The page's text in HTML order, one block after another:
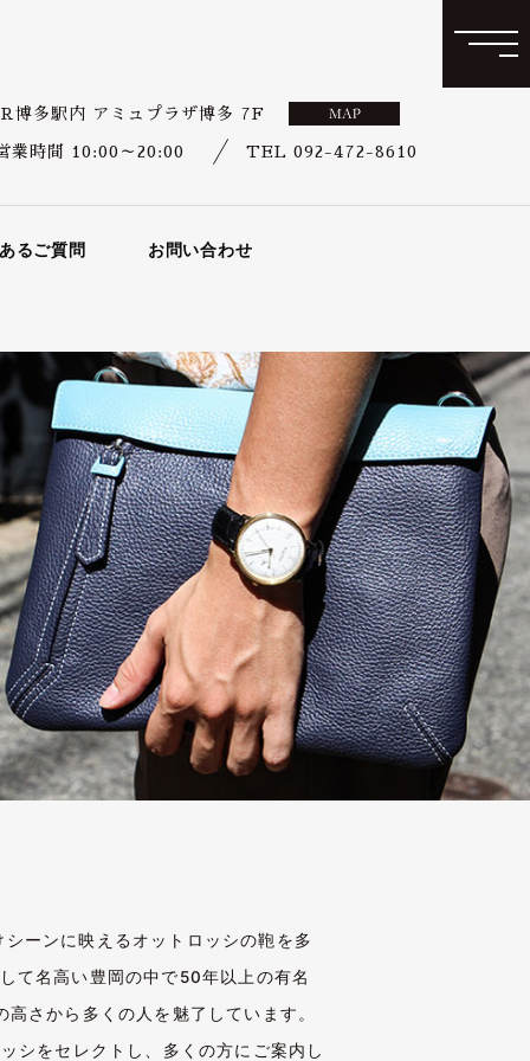
博多駅内 アミュプラザ博多 7F
業時間 10:00～20:00 TEL 092-472-8610
るご質問 お問い合わせ
ーンに映えるオットロッシの鞄を多
て名高い豊岡の中で50年以上の有名
さから多くの人を魅了しています。
シをセレクトし、多くの方にご案内し